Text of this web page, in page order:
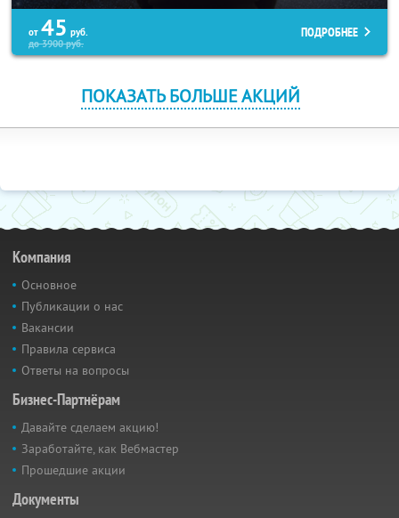
от 45 руб.
до3900руб.
ПОДРОБНЕЕ
ПОКАЗАТЬ БОЛЬШЕ АКЦИЙ
Компания
Основное
Публикации о нас
Вакансии
Правила сервиса
Ответы на вопросы
Бизнес-Партнёрам
Давайте сделаем акцию!
Заработайте, как Вебмастер
Прошедшие акции
Документы